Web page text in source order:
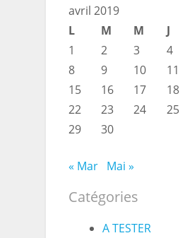
avril 2019
L
M M J
1
2 3 4
8
9 10 11
15
16 17 18
22
23 24 25
29
30
« Mar Mai »
Catégories
A TESTER